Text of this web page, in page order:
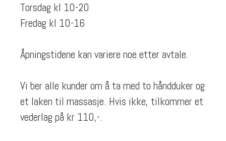
Torsdag kl 10-20
Fredag kl 10-16
Åpningstidene kan variere noe etter avtale.
Vi ber alle kunder om å ta med to håndduker og
et laken til massasje. Hvis ikke, tilkommer et
vederlag på kr 110,-.